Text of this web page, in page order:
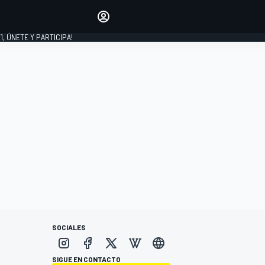
INICIAR SESIÓN
ÚNETE Y PARTICIPA!
SOCIALES
SIGUE EN CONTACTO